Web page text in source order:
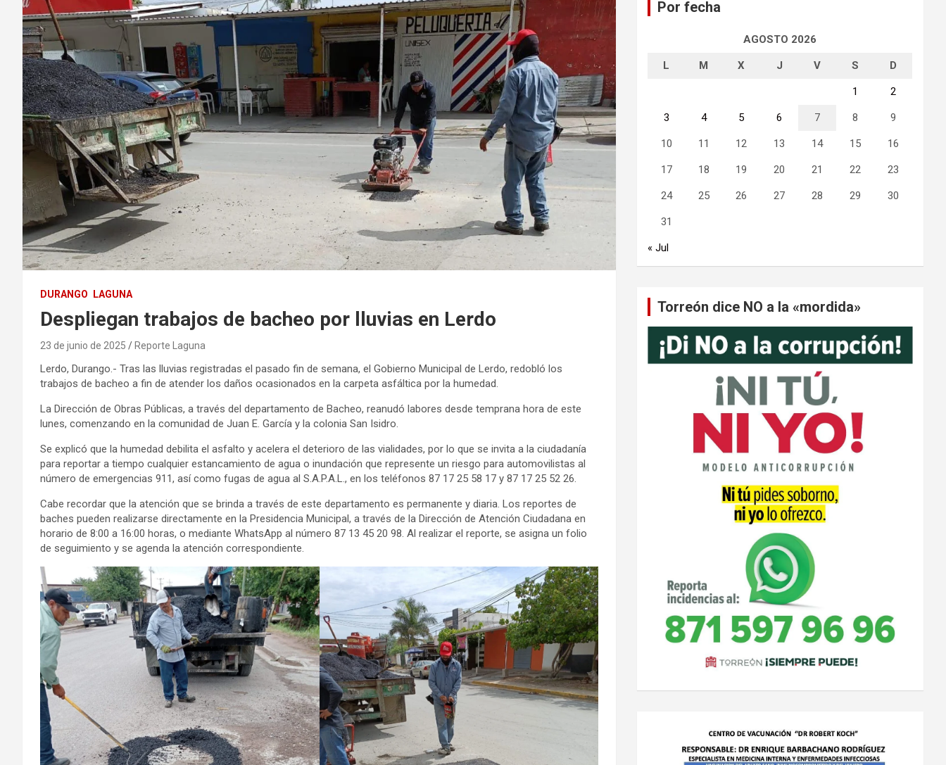
DURANGO LAGUNA
Despliegan trabajos de bacheo por lluvias en Lerdo
23 de junio de 2025 Reporte Laguna
Lerdo, Durango.- Tras las lluvias registradas el pasado fin de semana, el Gobierno Municipal de Lerdo, redobló los
trabajos de bacheo a fin de atender los daños ocasionados en la carpeta asfáltica por la humedad.
La Dirección de Obras Públicas, a través del departamento de Bacheo, reanudó labores desde temprana hora de este
lunes, comenzando en la comunidad de Juan E. García y la colonia San Isidro.
Se explicó que la humedad debilita el asfalto y acelera el deterioro de las vialidades, por lo que se invita a la ciudadanía
para reportar a tiempo cualquier estancamiento de agua o inundación que represente un riesgo para automovilistas al
número de emergencias 911, así como fugas de agua al S.A.P.A.L., en los teléfonos 87 17 25 58 17 y 87 17 25 52 26.
Cabe recordar que la atención que se brinda a través de este departamento es permanente y diaria. Los reportes de
baches pueden realizarse directamente en la Presidencia Municipal, a través de la Dirección de Atención Ciudadana en
horario de 8:00 a 16:00 horas, o mediante WhatsApp al número 87 13 45 20 98. Al realizar el reporte, se asigna un folio
de seguimiento y se agenda la atención correspondiente.
Por fecha
AGOSTO 2026
L M X J V S D
1 2
3 4 5 6 7 8 9
10 11 12 13 14 15 16
17 18 19 20 21 22 23
24 25 26 27 28 29 30
31
« Jul
Torreón dice NO a la «mordida»